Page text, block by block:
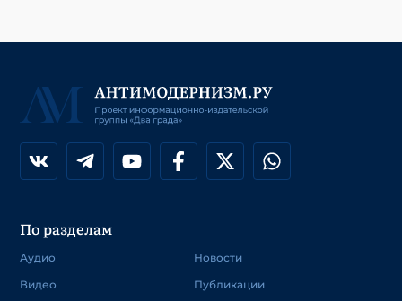
По разделам
Аудио
Видео
Новости
Публикации